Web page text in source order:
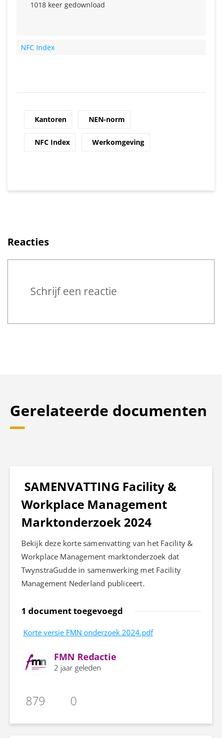
1018 keer gedownload
NFC Index
Kantoren NEN-norm
NFC Index Werkomgeving
Reacties
Schrijf een reactie
Gerelateerde documenten
SAMENVATTING Facility &
Workplace Management
Marktonderzoek 2024
Bekijk deze korte samenvatting van het Facility &
Workplace Management marktonderzoek dat
TwynstraGudde in samenwerking met Facility
Management Nederland publiceert.
1 document toegevoegd
Korte versie FMN onderzoek 2024.pdf
FMN Redactie
2 jaar geleden
879 0